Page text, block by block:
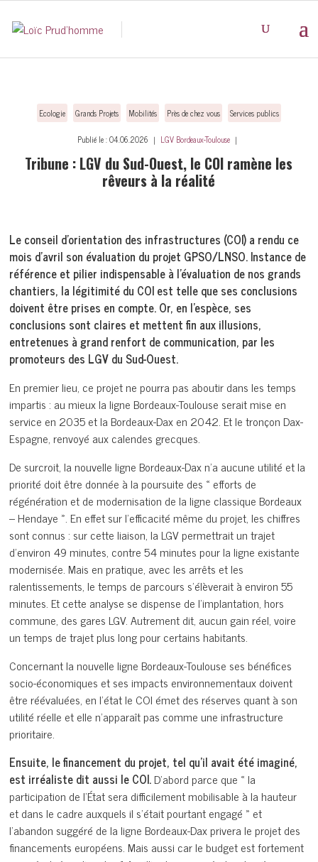
Ecologie Grands Projets Mobilités Près de chez vous Services publics
Publié le : 04.06.2026 ｜ LGV Bordeaux-Toulouse ｜
Tribune : LGV du Sud-Ouest, le COI ramène les
rêveurs à la réalité
Le conseil d’orientation des infrastructures (COI) a rendu ce
mois d’avril son évaluation du projet GPSO/LNSO. Instance de
référence et pilier indispensable à l’évaluation de nos grands
chantiers, la légitimité du COI est telle que ses conclusions
doivent être prises en compte. Or, en l’espèce, ses
conclusions sont claires et mettent fin aux illusions,
entretenues à grand renfort de communication, par les
promoteurs des LGV du Sud-Ouest.
En premier lieu, ce projet ne pourra pas aboutir dans les temps
impartis : au mieux la ligne Bordeaux-Toulouse serait mise en
service en 2035 et la Bordeaux-Dax en 2042. Et le tronçon Dax-
Espagne, renvoyé aux calendes grecques.
De surcroit, la nouvelle ligne Bordeaux-Dax n’a aucune utilité et la
priorité doit être donnée à la poursuite des « efforts de
régénération et de modernisation de la ligne classique Bordeaux
– Hendaye ». En effet sur l’efficacité même du projet, les chiffres
sont connus : sur cette liaison, la LGV permettrait un trajet
d’environ 49 minutes, contre 54 minutes pour la ligne existante
modernisée. Mais en pratique, avec les arrêts et les
ralentissements, le temps de parcours s’élèverait à environ 55
minutes. Et cette analyse se dispense de l’implantation, hors
commune, des gares LGV. Autrement dit, aucun gain réel, voire
un temps de trajet plus long pour certains habitants.
Concernant la nouvelle ligne Bordeaux-Toulouse ses bénéfices
socio-économiques et ses impacts environnementaux doivent
être réévaluées, en l’état le COI émet des réserves quant à son
utilité réelle et elle n’apparaît pas comme une infrastructure
prioritaire.
Ensuite, le financement du projet, tel qu’il avait été imaginé,
est irréaliste dit aussi le COI.D’abord parce que « la
participation de l’État sera difficilement mobilisable à la hauteur
et dans le cadre auxquels il s’était pourtant engagé » et
l’abandon suggéré de la ligne Bordeaux-Dax privera le projet des
financements européens. Mais aussi car le budget est fortement